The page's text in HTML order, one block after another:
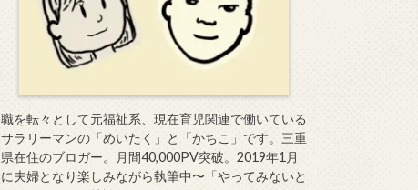
職を転々として元福祉系、現在育児関連で働いている
サラリーマンの「めいたく」と「かちこ」です。三重
県在住のブロガー。月間40,000PV突破。2019年1月
に夫婦となり楽しみながら執筆中〜「やってみないと